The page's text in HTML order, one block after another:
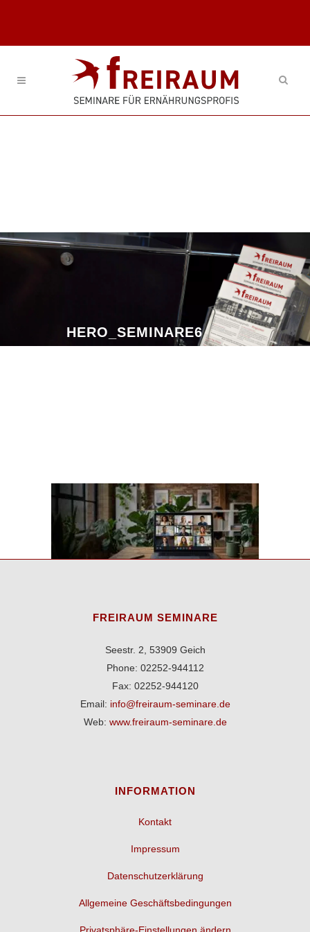
HERO_SEMINARE6
FREIRAUM SEMINARE
Seestr. 2, 53909 Geich
Phone: 02252-944112
Fax: 02252-944120
Email: info@freiraum-seminare.de
Web: www.freiraum-seminare.de
INFORMATION
Kontakt
Impressum
Datenschutzerklärung
Allgemeine Geschäftsbedingungen